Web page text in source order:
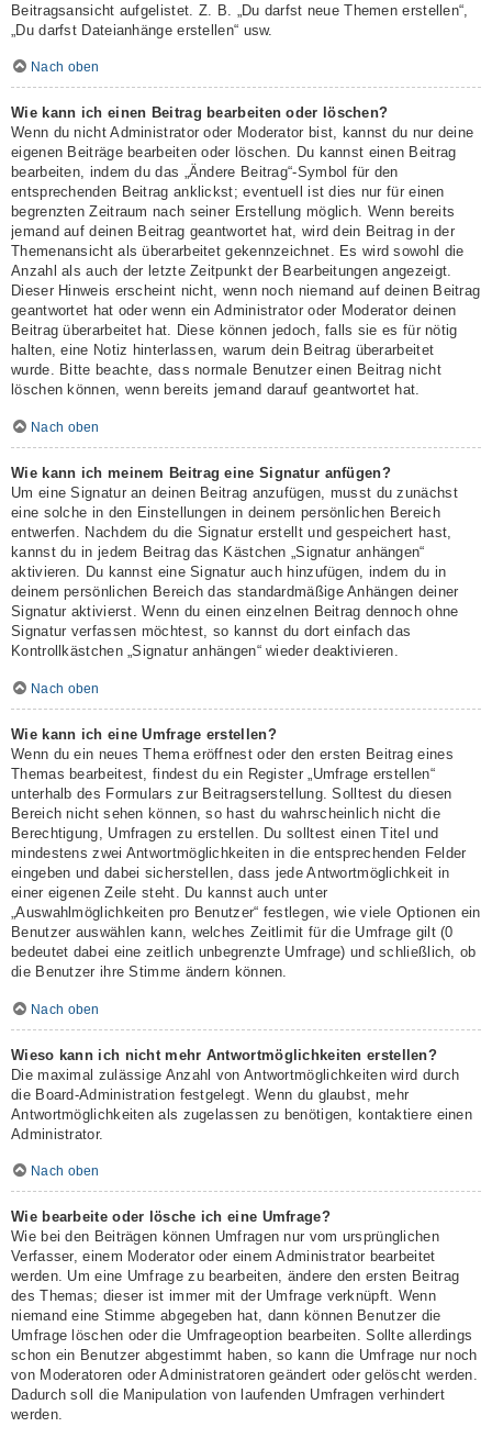
Beitragsansicht aufgelistet. Z. B. „Du darfst neue Themen erstellen“,
„Du darfst Dateianhänge erstellen“ usw.
Nach oben
Wie kann ich einen Beitrag bearbeiten oder löschen?
Wenn du nicht Administrator oder Moderator bist, kannst du nur deine
eigenen Beiträge bearbeiten oder löschen. Du kannst einen Beitrag
bearbeiten, indem du das „Ändere Beitrag“-Symbol für den
entsprechenden Beitrag anklickst; eventuell ist dies nur für einen
begrenzten Zeitraum nach seiner Erstellung möglich. Wenn bereits
jemand auf deinen Beitrag geantwortet hat, wird dein Beitrag in der
Themenansicht als überarbeitet gekennzeichnet. Es wird sowohl die
Anzahl als auch der letzte Zeitpunkt der Bearbeitungen angezeigt.
Dieser Hinweis erscheint nicht, wenn noch niemand auf deinen Beitrag
geantwortet hat oder wenn ein Administrator oder Moderator deinen
Beitrag überarbeitet hat. Diese können jedoch, falls sie es für nötig
halten, eine Notiz hinterlassen, warum dein Beitrag überarbeitet
wurde. Bitte beachte, dass normale Benutzer einen Beitrag nicht
löschen können, wenn bereits jemand darauf geantwortet hat.
Nach oben
Wie kann ich meinem Beitrag eine Signatur anfügen?
Um eine Signatur an deinen Beitrag anzufügen, musst du zunächst
eine solche in den Einstellungen in deinem persönlichen Bereich
entwerfen. Nachdem du die Signatur erstellt und gespeichert hast,
kannst du in jedem Beitrag das Kästchen „Signatur anhängen“
aktivieren. Du kannst eine Signatur auch hinzufügen, indem du in
deinem persönlichen Bereich das standardmäßige Anhängen deiner
Signatur aktivierst. Wenn du einen einzelnen Beitrag dennoch ohne
Signatur verfassen möchtest, so kannst du dort einfach das
Kontrollkästchen „Signatur anhängen“ wieder deaktivieren.
Nach oben
Wie kann ich eine Umfrage erstellen?
Wenn du ein neues Thema eröffnest oder den ersten Beitrag eines
Themas bearbeitest, findest du ein Register „Umfrage erstellen“
unterhalb des Formulars zur Beitragserstellung. Solltest du diesen
Bereich nicht sehen können, so hast du wahrscheinlich nicht die
Berechtigung, Umfragen zu erstellen. Du solltest einen Titel und
mindestens zwei Antwortmöglichkeiten in die entsprechenden Felder
eingeben und dabei sicherstellen, dass jede Antwortmöglichkeit in
einer eigenen Zeile steht. Du kannst auch unter
„Auswahlmöglichkeiten pro Benutzer“ festlegen, wie viele Optionen ein
Benutzer auswählen kann, welches Zeitlimit für die Umfrage gilt (0
bedeutet dabei eine zeitlich unbegrenzte Umfrage) und schließlich, ob
die Benutzer ihre Stimme ändern können.
Nach oben
Wieso kann ich nicht mehr Antwortmöglichkeiten erstellen?
Die maximal zulässige Anzahl von Antwortmöglichkeiten wird durch
die Board-Administration festgelegt. Wenn du glaubst, mehr
Antwortmöglichkeiten als zugelassen zu benötigen, kontaktiere einen
Administrator.
Nach oben
Wie bearbeite oder lösche ich eine Umfrage?
Wie bei den Beiträgen können Umfragen nur vom ursprünglichen
Verfasser, einem Moderator oder einem Administrator bearbeitet
werden. Um eine Umfrage zu bearbeiten, ändere den ersten Beitrag
des Themas; dieser ist immer mit der Umfrage verknüpft. Wenn
niemand eine Stimme abgegeben hat, dann können Benutzer die
Umfrage löschen oder die Umfrageoption bearbeiten. Sollte allerdings
schon ein Benutzer abgestimmt haben, so kann die Umfrage nur noch
von Moderatoren oder Administratoren geändert oder gelöscht werden.
Dadurch soll die Manipulation von laufenden Umfragen verhindert
werden.